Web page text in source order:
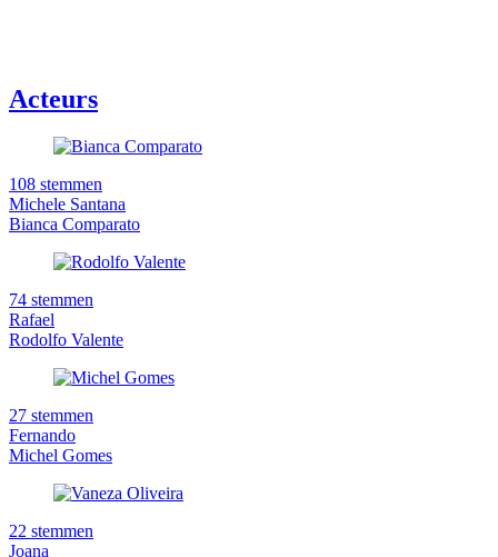
Acteurs
108 stemmen
Michele Santana
Bianca Comparato
74 stemmen
Rafael
Rodolfo Valente
27 stemmen
Fernando
Michel Gomes
22 stemmen
Joana